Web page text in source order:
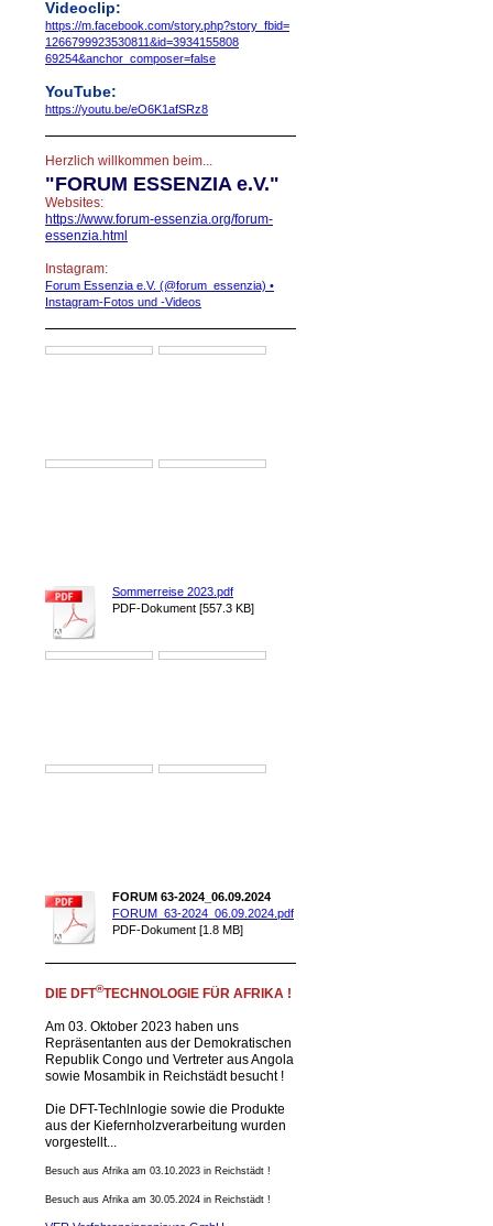
Videoclip:
https://m.facebook.com/story.php?story_ fbid=
1266799923530811&id=3934155808
69254&anchor_composer=false
YouTube:
https://youtu.be/eO6K1afSRz8
Herzlich willkommen beim...
"FORUM ESSENZIA e.V."
Websites:
https://www.forum-essenzia.org/forum-
essenzia.html
Instagram:
Forum Essenzia e.V. (@forum_essenzia) •
Instagram-Fotos und -Videos
Sommerreise 2023.pdf
PDF-Dokument [557.3 KB]
FORUM 63-2024_06.09.2024
FORUM_63-2024_06.09.2024.pdf
PDF-Dokument [1.8 MB]
DIE DFT®TECHNOLOGIE FÜR AFRIKA !
Am 03. Oktober 2023 haben uns
Repräsentanten aus der Demokratischen
Republik Congo und Vertreter aus Angola
sowie Mosambik in Reichstädt besucht !
Die DFT-Techlnlogie sowie die Produkte
aus der Kiefernholzverarbeitung wurden
vorgestellt...
Besuch aus Afrika am 03.10.2023 in Reichstädt !
Besuch aus Afrika am 30.05.2024 in Reichstädt !